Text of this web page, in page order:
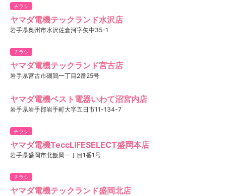
チラシ
ヤマダ電機テックランド水沢店
岩手県奥州市水沢佐倉河字矢中35-1
チラシ
ヤマダ電機テックランド宮古店
岩手県宮古市磯鶏一丁目2番25号
ヤマダ電機ベスト電器いわて沼宮内店
岩手県岩手郡岩手町大字五日市11-134-7
チラシ
ヤマダ電機TeccLIFESELECT盛岡本店
岩手県盛岡市北飯岡一丁目1番1号
チラシ
ヤマダ電機テックランド盛岡北店